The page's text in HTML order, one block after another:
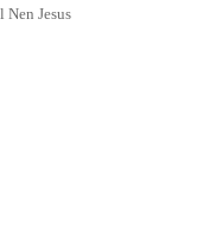
Nen Jesus